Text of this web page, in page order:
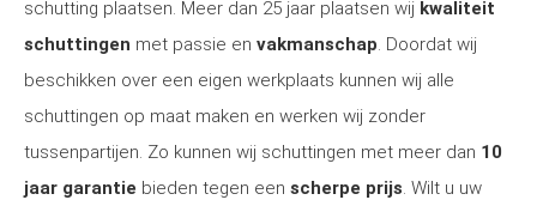
schutting plaatsen. Meer dan 25 jaar plaatsen wij kwaliteit
schuttingen met passie en vakmanschap. Doordat wij
beschikken over een eigen werkplaats kunnen wij alle
schuttingen op maat maken en werken wij zonder
tussenpartijen. Zo kunnen wij schuttingen met meer dan 10
jaar garantie bieden tegen een scherpe prijs. Wilt u uw